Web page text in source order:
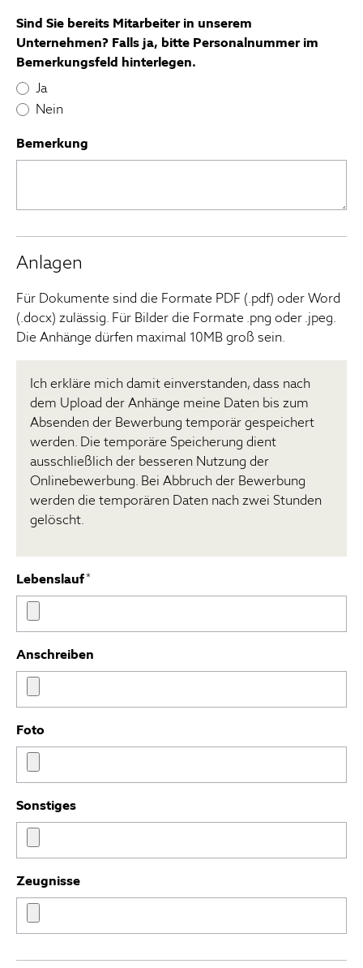
Sind Sie bereits Mitarbeiter in unserem
Unternehmen? Falls ja, bitte Personalnummer im
Bemerkungsfeld hinterlegen.
Ja
Nein
Bemerkung
Anlagen
Für Dokumente sind die Formate PDF (.pdf) oder Word
(.docx) zulässig. Für Bilder die Formate .png oder .jpeg.
Die Anhänge dürfen maximal 10MB groß sein.
Ich erkläre mich damit einverstanden, dass nach
dem Upload der Anhänge meine Daten bis zum
Absenden der Bewerbung temporär gespeichert
werden. Die temporäre Speicherung dient
ausschließlich der besseren Nutzung der
Onlinebewerbung. Bei Abbruch der Bewerbung
werden die temporären Daten nach zwei Stunden
gelöscht.
Lebenslauf*
Anschreiben
Foto
Sonstiges
Zeugnisse